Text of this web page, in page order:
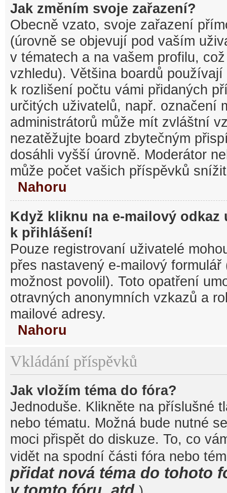
Jak změním svoje zařazení?
Obecně vzato, svoje zařazení
(úrovně se objevují pod vaším
v tématech a na vašem profilu,
vzhledu). Většina boardů
k rozlišení počtu vámi přidaných
určitých uživatelů, např. označení
administrátorů může mít zvláštní
nezatěžujte board zbytečným
dosáhli vyšší úrovně. Moderátor
může počet vašich příspěvků
Nahoru
Když kliknu na e-mailový odkaz
k přihlášení!
Pouze registrovaní uživatelé
přes nastavený e-mailový
možnost povolil). Toto opatření
otravných anonymních vzkazů a
mailové adresy.
Nahoru
Vkládání příspěvků
Jak vložím téma do fóra?
Jednoduše. Klikněte na příslušné
nebo tématu. Možná bude nutné
moci přispět do diskuze. To, co
vidět na spodní části fóra nebo
přidat nová téma do tohoto